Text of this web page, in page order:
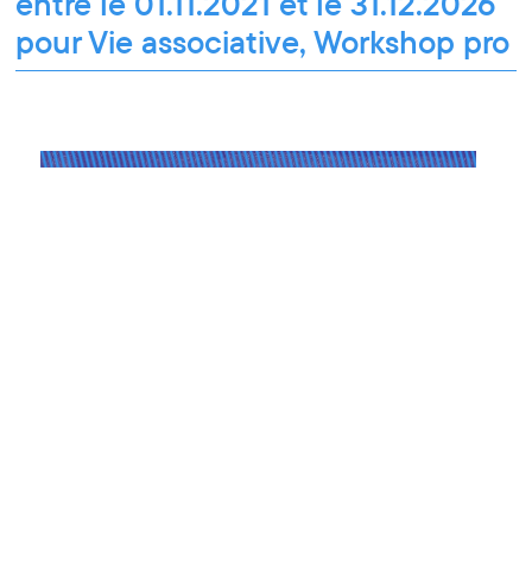
pour Vie associative, Workshop pro